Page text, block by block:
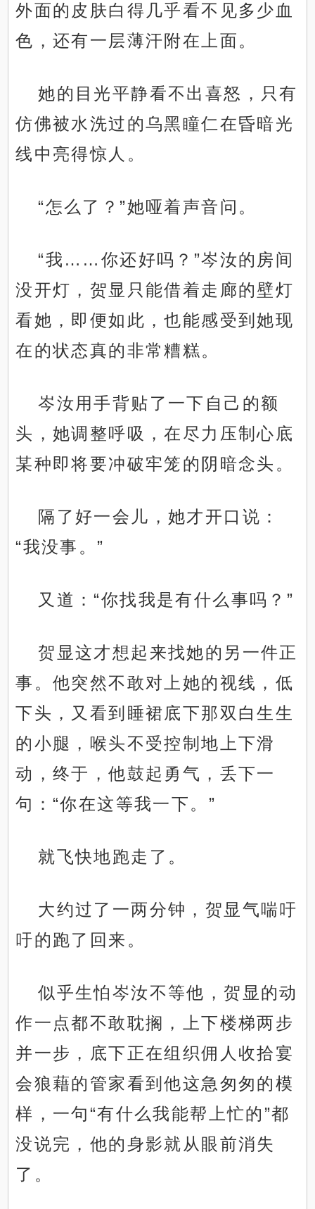
外面的皮肤白得几乎看不见多少血
色，还有一层薄汗附在上面。
她的目光平静看不出喜怒，只有
仿佛被水洗过的乌黑瞳仁在昏暗光
线中亮得惊人。
“怎么了？”她哑着声音问。
“我……你还好吗？”岑汝的房间
没开灯，贺显只能借着走廊的壁灯
看她，即便如此，也能感受到她现
在的状态真的非常糟糕。
岑汝用手背贴了一下自己的额
头，她调整呼吸，在尽力压制心底
某种即将要冲破牢笼的阴暗念头。
隔了好一会儿，她才开口说：
“我没事。”
又道：“你找我是有什么事吗？”
贺显这才想起来找她的另一件正
事。他突然不敢对上她的视线，低
下头，又看到睡裙底下那双白生生
的小腿，喉头不受控制地上下滑
动，终于，他鼓起勇气，丢下一
句：“你在这等我一下。”
就飞快地跑走了。
大约过了一两分钟，贺显气喘吁
吁的跑了回来。
似乎生怕岑汝不等他，贺显的动
作一点都不敢耽搁，上下楼梯两步
并一步，底下正在组织佣人收拾宴
会狼藉的管家看到他这急匆匆的模
样，一句“有什么我能帮上忙的”都
没说完，他的身影就从眼前消失
了。